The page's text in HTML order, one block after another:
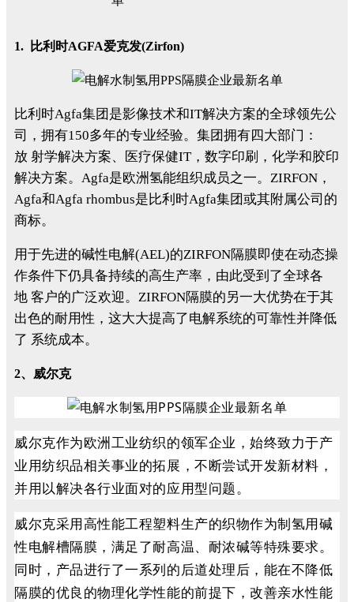
1. 比利时AGFA爱克发(Zirfon)
比利时Agfa集团是影像技术和IT解决方案的全球领先公
司，拥有150多年的专业经验。集团拥有四大部门：
放 射学解决方案、医疗保健IT，数字印刷，化学和胶印
解决方案。Agfa是欧洲氢能组织成员之一。ZIRFON，
Agfa和Agfa rhombus是比利时Agfa集团或其附属公司的
商标。
用于先进的碱性电解(AEL)的ZIRFON隔膜即使在动态操
作条件下仍具备持续的高生产率，由此受到了全球各
地 客户的广泛欢迎。ZIRFON隔膜的另一大优势在于其
出色的耐用性，这大大提高了电解系统的可靠性并降低
了 系统成本。
2、威尔克
威尔克作为欧洲工业纺织的领军企业，始终致力于产
业用纺织品相关事业的拓展，不断尝试开发新材料，
并用以解决各行业面对的应用型问题。
威尔克采用高性能工程塑料生产的织物作为制氢用碱
性电解槽隔膜，满足了耐高温、耐浓碱等特殊要求。
同时，产品进行了一系列的后道处理后，能在不降低
隔膜的优良的物理化学性能的前提下，改善亲水性能